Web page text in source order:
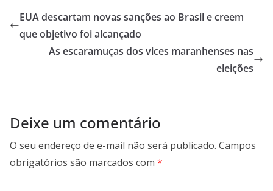
s
A
p
er b
o
o
gr
a
m
l l e
EUA descartam novas sanções ao Brasil e creem
que objetivo foi alcançado
As escaramuças dos vices maranhenses nas
eleições
Deixe um comentário
O seu endereço de e-mail não será publicado. Campos
obrigatórios são marcados com *